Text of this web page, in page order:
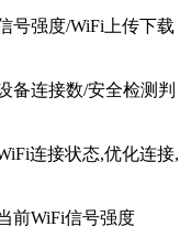
号强度/WiFi上传下载
备连接数/安全检测判
连接状态,优化连接,
前WiFi信号强度